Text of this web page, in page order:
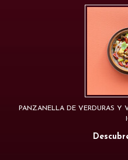
PANZANELLA DE VERDURAS Y